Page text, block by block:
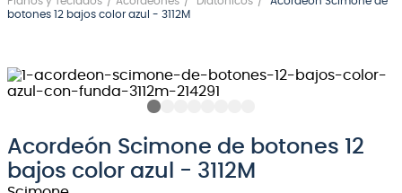
botones 12 bajos color azul - 3112M
Acordeón Scimone de botones 12
bajos color azul - 3112M
1.
guitarra electrica
3.
guitarra electroacústica
5
amplificador
6.
guitarra